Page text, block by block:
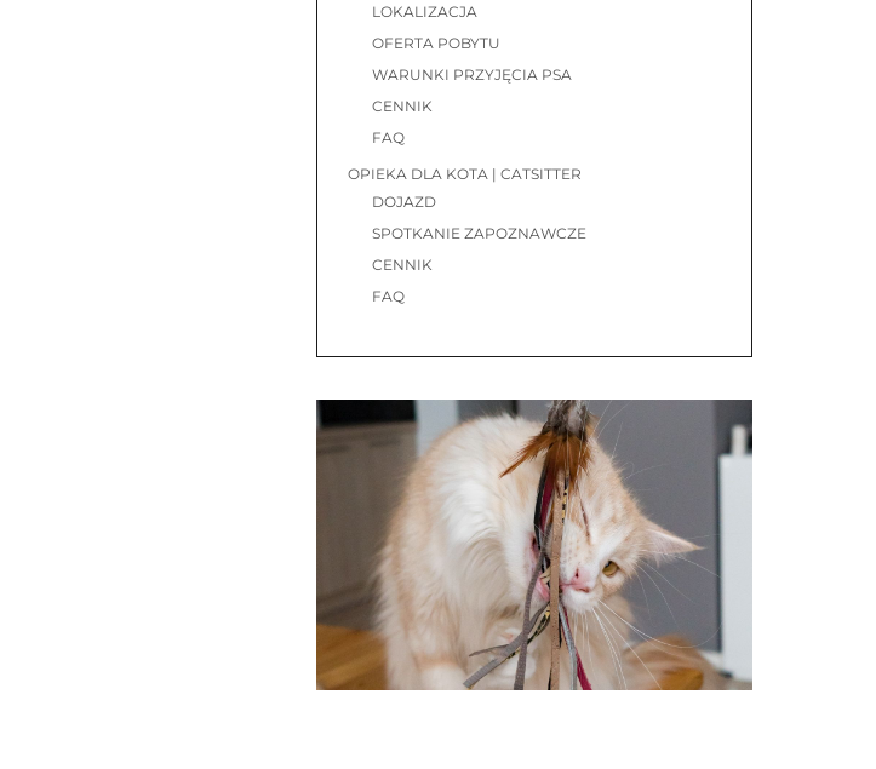
LOKALIZACJA
OFERTA POBYTU
WARUNKI PRZYJĘCIA PSA
CENNIK
FAQ
OPIEKA DLA KOTA | CATSITTER
DOJAZD
SPOTKANIE ZAPOZNAWCZE
CENNIK
FAQ